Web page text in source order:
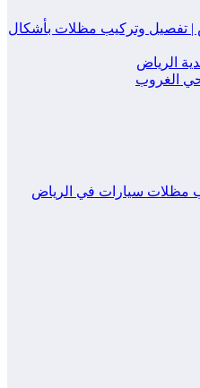
| تفصيل وتركيب مظلات بأشكال
الرياض
الغروب
مظلات سيارات في الرياض